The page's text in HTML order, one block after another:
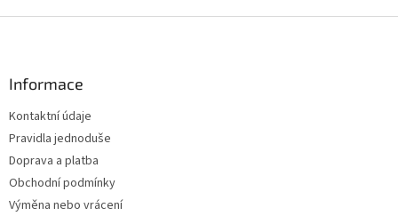
Informace
Kontaktní údaje
Pravidla jednoduše
Doprava a platba
Obchodní podmínky
Výměna nebo vrácení